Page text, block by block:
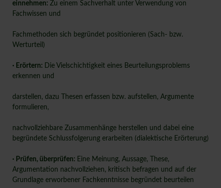
einnehmen: Zu einem Sachverhalt unter Verwendung von
Fachwissen und
Fachmethoden sich begründet positionieren (Sach- bzw.
Werturteil)
· Erörtern: Die Vielschichtigkeit eines Beurteilungsproblems
erkennen und
darstellen, dazu Thesen erfassen bzw. aufstellen, Argumente
formulieren,
nachvollziehbare Zusammenhänge herstellen und dabei eine
begründete Schlussfolgerung erarbeiten (dialektische Erörterung)
· Prüfen, überprüfen: Eine Meinung, Aussage, These,
Argumentation nachvollziehen, kritisch befragen und auf der
Grundlage erworbener Fachkenntnisse begründet beurteilen